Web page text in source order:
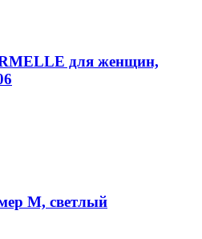
для женщин,
M, светлый